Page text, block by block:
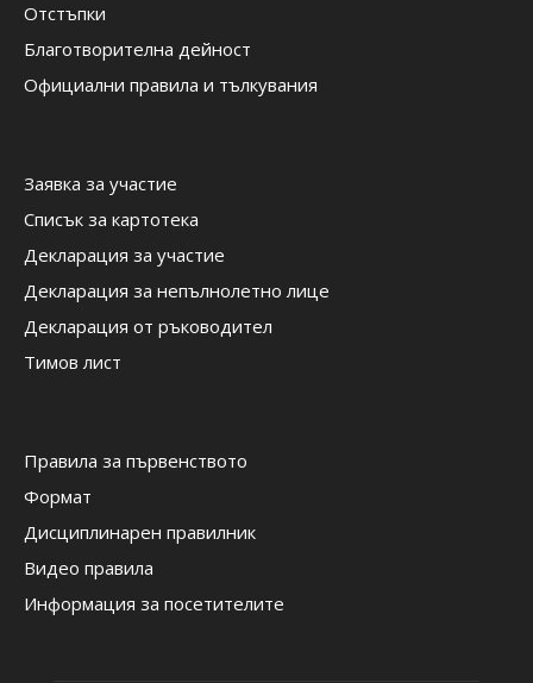
Отстъпки
Благотворителна дейност
Официални правила и тълкувания
Заявка за участие
Списък за картотека
Декларация за участие
Декларация за непълнолетно лице
Декларация от ръководител
Тимов лист
Правила за първенството
Формат
Дисциплинарен правилник
Видео правила
Информация за посетителите